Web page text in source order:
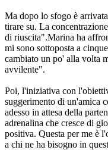
Ma dopo lo sfogo è
tirare su. La
di riuscita".Marina ha
mi sono sottoposta a
cambiato un po' alla volta
avvilente".
Poi, l'iniziativa con
suggerimento di un'amica
adesso in attesa della
adrenalina che cresce di
positiva. Questa per me è
a chi ne ha bisogno in